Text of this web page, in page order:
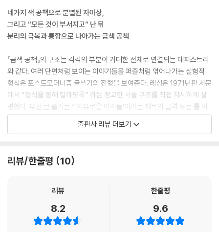
네가지 색 공책으로 분열된 자아상,
그리고 “모든 것이 부서지고” 난 뒤
분리의 극복과 통합으로 나아가는 금색 공책
『금색 공책』의 구조는 각각의 부분이 거대한 전체로 연결되는 태피스트리
와 같다. 여러 단편처럼 보이는 이야기들을 퍼즐처럼 엮어나가는 실험적
형식은 포스트모더니즘 글쓰기의 전형을 보여준다. 레싱은 1971년판 서문
에서 “형식을 통해 말하도록” 하는 정교한 서술 구조를 직접 자세하게 설
명했다. 우선 큰 줄기는 “‘자유로운 여자들’이라는 제목의 골격 또는 틀 아
래 [원어로] 6만 단어 남짓한 통상적인 중편소설”로, 1950년대 후반 런던
을 배경으로 전 공산당원이자 싱글맘 들인 애나와 그녀의 친구 몰리의 이
즉 검은색, 빨간색, 노란색, 파란색 공책이 후렴구처럼 반복된다.
분량 면에서 압도적인 검은색 공책에는 ‘소설 속 소설’인 애나의 데뷔작이
료가 된, 애나가 2차대전 전과 전쟁 기간 동안 영국의 중앙아프리카 식민
지에서 만난 사람들과 경험한 일, 소설을 패러디한 영화 시놉시스 등과 더
출판사 리뷰 더보기
리뷰/한줄평 10
리뷰
8.2
한줄평
9.6